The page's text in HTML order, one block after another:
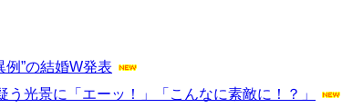
”の結婚W発表
光景に「エーッ！」「こんなに素敵に！？」